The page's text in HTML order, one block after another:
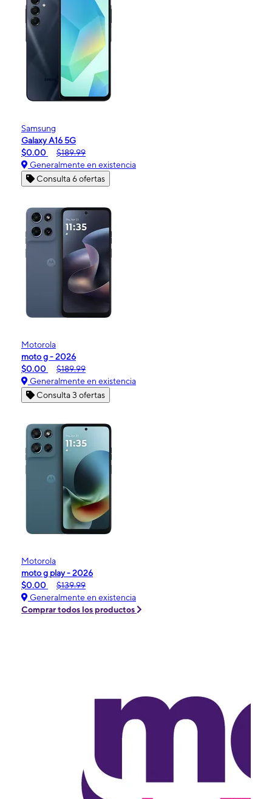
Samsung
Galaxy A16 5G
$0.00
$189.99
Generalmente en existencia
Consulta 6 ofertas
Motorola
moto g - 2026
$0.00
$189.99
Generalmente en existencia
Consulta 3 ofertas
Motorola
moto g play - 2026
$0.00
$139.99
Generalmente en existencia
Comprar todos los productos